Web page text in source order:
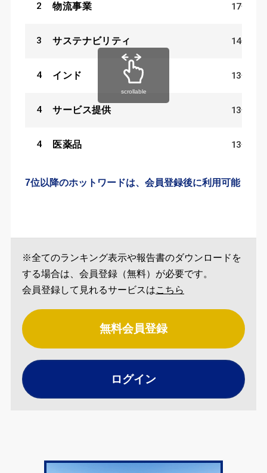
2 物流事業 17件
3 サステナビリティ 14件
4 インド 13件
4 サービス提供 13件
4 医薬品 13件
7位以降のホットワードは、会員登録後に利用可能
scrollable
※全てのランキング表示や報告書のダウンロードを
する場合は、会員登録（無料）が必要です。
会員登録して見れるサービスはこちら
無料会員登録
ログイン